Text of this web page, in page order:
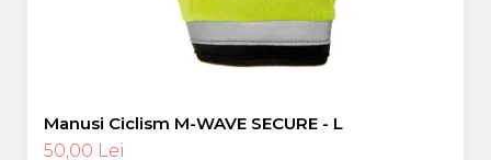
Manusi Ciclism M-WAVE SECURE - L
50,00 Lei